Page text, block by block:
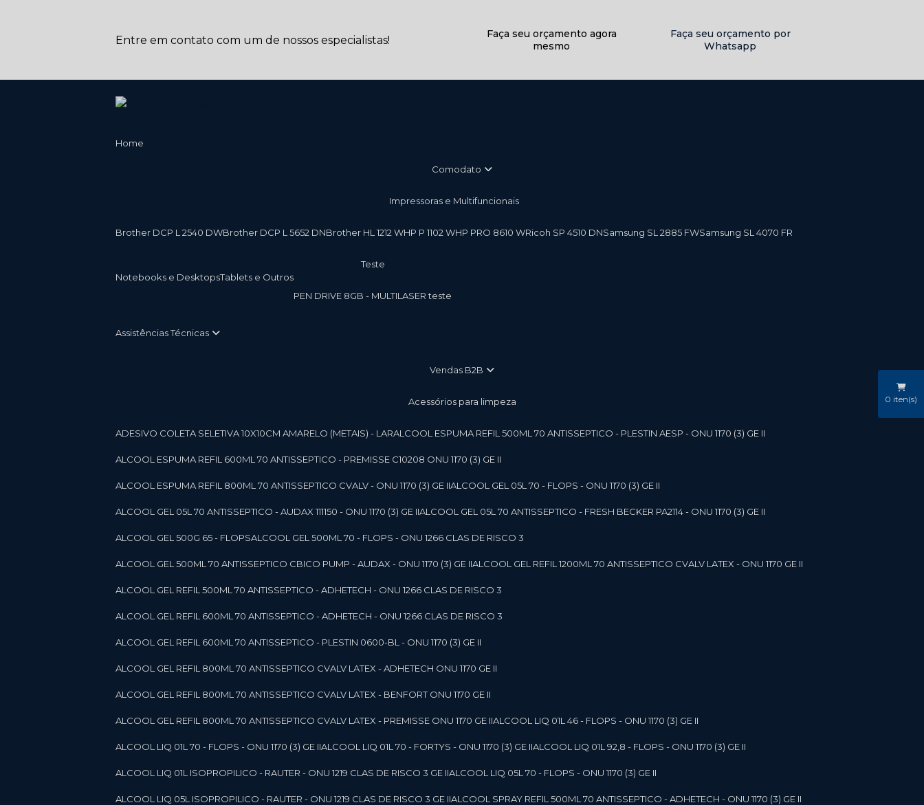
Entre em contato com um de nossos especialistas!
Faça seu orçamento agora
mesmo
Faça seu orçamento por
Whatsapp
Home
Comodato
Impressoras e Multifuncionais
Brother DCP L 2540 DW Brother DCP L 5652 DN Brother HL 1212 W HP P 1102 W HP PRO 8610 W Ricoh SP 4510 DN Samsung SL 2885 FW Samsung SL 4070 FR
Notebooks e Desktops Tablets e Outros
teste
PEN DRIVE 8GB - MULTILASER teste
Assistências Técnicas
vendas B2B
Acessórios para limpeza
ADESIVO COLETA SELETIVA 10X10CM AMARELO (METAIS) - LAR ALCOOL ESPUMA REFIL 500ML 70 ANTISSEPTICO - PLESTIN AESP - ONU 1170 (3) GE II
ALCOOL ESPUMA REFIL 600ML 70 ANTISSEPTICO - PREMISSE C10208 ONU 1170 (3) GE II
ALCOOL ESPUMA REFIL 800ML 70 ANTISSEPTICO CVALV - ONU 1170 (3) GE II ALCOOL GEL 05L 70 - FLOPS - ONU 1170 (3) GE II
ALCOOL GEL 05L 70 ANTISSEPTICO - AUDAX 111150 - ONU 1170 (3) GE II ALCOOL GEL 05L 70 ANTISSEPTICO - FRESH BECKER PA2114 - ONU 1170 (3) GE II
ALCOOL GEL 500G 65 - FLOPS ALCOOL GEL 500ML 70 - FLOPS - ONU 1266 CLAS DE RISCO 3
ALCOOL GEL 500ML 70 ANTISSEPTICO CBICO PUMP - AUDAX - ONU 1170 (3) GE II ALCOOL GEL REFIL 1200ML 70 ANTISSEPTICO CVALV LATEX - ONU 1170 GE II
ALCOOL GEL REFIL 500ML 70 ANTISSEPTICO - ADHETECH - ONU 1266 CLAS DE RISCO 3
ALCOOL GEL REFIL 600ML 70 ANTISSEPTICO - ADHETECH - ONU 1266 CLAS DE RISCO 3
ALCOOL GEL REFIL 600ML 70 ANTISSEPTICO - PLESTIN 0600-BL - ONU 1170 (3) GE II
ALCOOL GEL REFIL 800ML 70 ANTISSEPTICO CVALV LATEX - ADHETECH ONU 1170 GE II
ALCOOL GEL REFIL 800ML 70 ANTISSEPTICO CVALV LATEX - BENFORT ONU 1170 GE II
ALCOOL GEL REFIL 800ML 70 ANTISSEPTICO CVALV LATEX - PREMISSE ONU 1170 GE II ALCOOL LIQ 01L 46 - FLOPS - ONU 1170 (3) GE II
ALCOOL LIQ 01L 70 - FLOPS - ONU 1170 (3) GE II ALCOOL LIQ 01L 70 - FORTYS - ONU 1170 (3) GE II ALCOOL LIQ 01L 92,8 - FLOPS - ONU 1170 (3) GE II
ALCOOL LIQ 01L ISOPROPILICO - RAUTER - ONU 1219 CLAS DE RISCO 3 GE II ALCOOL LIQ 05L 70 - FLOPS - ONU 1170 (3) GE II
ALCOOL LIQ 05L ISOPROPILICO - RAUTER - ONU 1219 CLAS DE RISCO 3 GE II ALCOOL SPRAY REFIL 500ML 70 ANTISSEPTICO - ADHETECH - ONU 1170 (3) GE II
0 iten(s)